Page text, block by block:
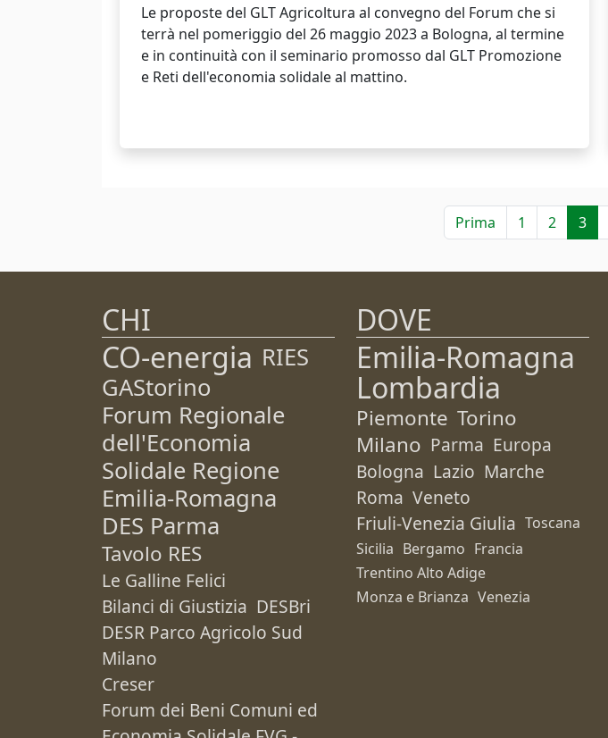
Le proposte del GLT Agricoltura al convegno del Forum che si
terrà nel pomeriggio del 26 maggio 2023 a Bologna, al termine
e in continuità con il seminario promosso dal GLT Promozione
e Reti dell'economia solidale al mattino.
Prima 1 2 3
CHI
CO-energia RIES
GAStorino
Forum Regionale
dell'Economia
Solidale Regione
Emilia-Romagna
DES Parma
Tavolo RES
Le Galline Felici
Bilanci di Giustizia DESBri
DESR Parco Agricolo Sud
Milano
Creser
Forum dei Beni Comuni ed
DOVE
Emilia-Romagna
Lombardia
Piemonte Torino
Milano Parma Europa
Bologna Lazio Marche
Roma Veneto
Friuli-Venezia Giulia Toscana
Sicilia Bergamo Francia
Trentino Alto Adige
Monza e Brianza Venezia